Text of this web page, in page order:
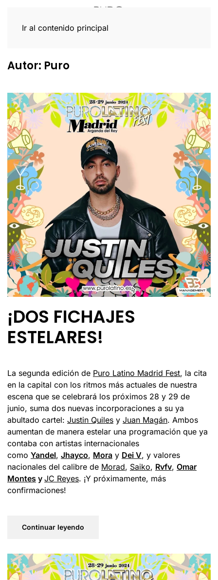
Ir al contenido principal
Autor: Puro
¡DOS FICHAJES
ESTELARES!
La segunda edición de Puro Latino Madrid Fest, la cita
en la capital con los ritmos más actuales de nuestra
escena que se celebrará los próximos 28 y 29 de
junio, suma dos nuevas incorporaciones a su ya
abultado cartel: Justin Quiles y Juan Magán. Ambos
aumentan de manera estelar una programación que ya
contaba con artistas internacionales
como Yandel, Jhayco, Mora y Dei V, y valores
nacionales del calibre de Morad, Saiko, Rvfv, Omar
Montes y JC Reyes. ¡Y próximamente, más
confirmaciones!
Continuar leyendo